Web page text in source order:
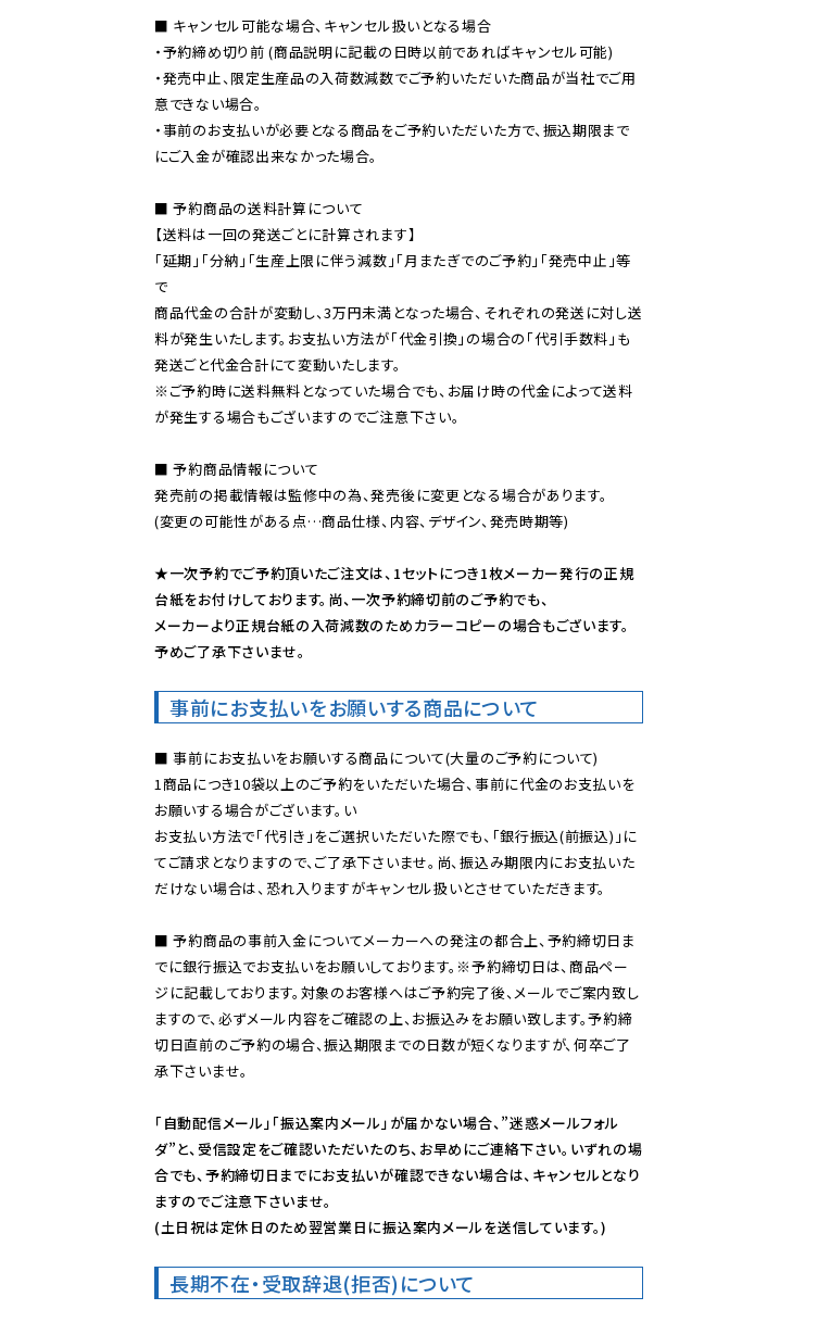
■ キャンセル可能な場合、キャンセル扱いとなる場合
・予約締め切り前 (商品説明に記載の日時以前であればキャンセル可能)
・発売中止、限定生産品の入荷数減数でご予約いただいた商品が当社でご用
意できない場合。
・事前のお支払いが必要となる商品をご予約いただいた方で、振込期限まで
にご入金が確認出来なかった場合。
■ 予約商品の送料計算について
【送料は一回の発送ごとに計算されます】
「延期」「分納」「生産上限に伴う減数」「月またぎでのご予約」「発売中止」等
で
商品代金の合計が変動し、3万円未満となった場合、それぞれの発送に対し送
料が発生いたします。お支払い方法が「代金引換」の場合の「代引手数料」も
※ご予約時に送料無料となっていた場合でも、お届け時の代金によって送料
が発生する場合もございますのでご注意下さい。
■ 予約商品情報について
発売前の掲載情報は監修中の為、発売後に変更となる場合があります。
(変更の可能性がある点…商品仕様、内容、デザイン、発売時期等)
★一次予約でご予約頂いたご注文は、1セットにつき1枚メーカー発行の正規
台紙をお付けしております。尚、一次予約締切前のご予約でも、
メーカーより正規台紙の入荷減数のためカラーコピーの場合もございます。
予めご了承下さいませ。
事前にお支払いをお願いする商品について
■ 事前にお支払いをお願いする商品について(大量のご予約について)
1商品につき10袋以上のご予約をいただいた場合、事前に代金のお支払いを
お願いする場合がございます。い
お支払い方法で「代引き」をご選択いただいた際でも、「銀行振込(前振込)」に
てご請求となりますので、ご了承下さいませ。尚、振込み期限内にお支払いた
だけない場合は、恐れ入りますがキャンセル扱いとさせていただきます。
■ 予約商品の事前入金についてメーカーへの発注の都合上、予約締切日ま
でに銀行振込でお支払いをお願いしております。※予約締切日は、商品ペー
ジに記載しております。対象のお客様へはご予約完了後、メールでご案内致し
ますので、必ずメール内容をご確認の上、お振込みをお願い致します。予約締
切日直前のご予約の場合、振込期限までの日数が短くなりますが、何卒ご了
承下さいませ。
「自動配信メール」「振込案内メール」が届かない場合、”迷惑メールフォル
ダ”と、受信設定をご確認いただいたのち、お早めにご連絡下さい。いずれの場
合でも、予約締切日までにお支払いが確認できない場合は、キャンセルとなり
ますのでご注意下さいませ。
(土日祝は定休日のため翌営業日に振込案内メールを送信しています。)
長期不在・受取辞退(拒否)について